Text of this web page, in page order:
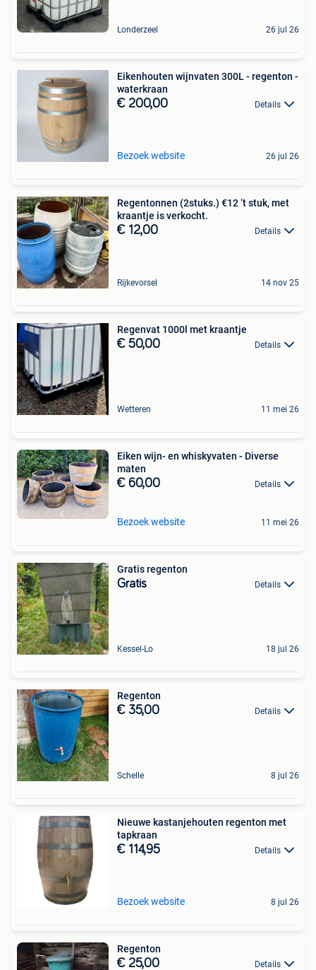
Londerzeel 26 jul 26
Eikenhouten wijnvaten 300L - regenton -
waterkraan
€ 200,00 Details
Bezoek website 26 jul 26
Regentonnen (2stuks.) €12 ‘t stuk, met
kraantje is verkocht.
€ 12,00 Details
Rijkevorsel 14 nov 25
Regenvat 1000l met kraantje
€ 50,00 Details
Wetteren 11 mei 26
Eiken wijn- en whiskyvaten - Diverse
maten
€ 60,00 Details
Bezoek website 11 mei 26
Gratis regenton
Gratis Details
Kessel-Lo 18 jul 26
Regenton
€ 35,00 Details
Schelle 8 jul 26
Nieuwe kastanjehouten regenton met
tapkraan
€ 114,95 Details
Bezoek website 8 jul 26
Regenton
€ 25,00 Details